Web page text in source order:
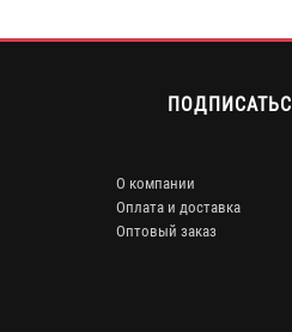
О компании
Оплата и доставка
Оптовый заказ